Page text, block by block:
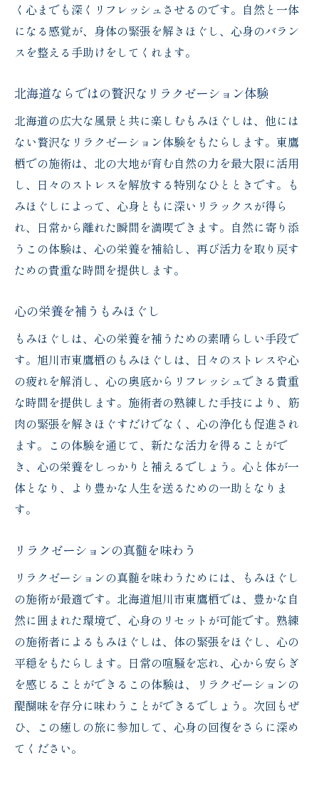
く心までも深くリフレッシュさせるのです。自然と一体
になる感覚が、身体の緊張を解きほぐし、心身のバラン
スを整える手助けをしてくれます。
北海道ならではの贅沢なリラクゼーション体験
北海道の広大な風景と共に楽しむもみほぐしは、他には
ない贅沢なリラクゼーション体験をもたらします。東鷹
栖での施術は、北の大地が育む自然の力を最大限に活用
し、日々のストレスを解放する特別なひとときです。も
みほぐしによって、心身ともに深いリラックスが得ら
れ、日常から離れた瞬間を満喫できます。自然に寄り添
うこの体験は、心の栄養を補給し、再び活力を取り戻す
ための貴重な時間を提供します。
心の栄養を補うもみほぐし
もみほぐしは、心の栄養を補うための素晴らしい手段で
す。旭川市東鷹栖のもみほぐしは、日々のストレスや心
の疲れを解消し、心の奥底からリフレッシュできる貴重
な時間を提供します。施術者の熟練した手技により、筋
肉の緊張を解きほぐすだけでなく、心の浄化も促進され
ます。この体験を通じて、新たな活力を得ることがで
き、心の栄養をしっかりと補えるでしょう。心と体が一
体となり、より豊かな人生を送るための一助となりま
す。
リラクゼーションの真髄を味わう
リラクゼーションの真髄を味わうためには、もみほぐし
の施術が最適です。北海道旭川市東鷹栖では、豊かな自
然に囲まれた環境で、心身のリセットが可能です。熟練
の施術者によるもみほぐしは、体の緊張をほぐし、心の
平穏をもたらします。日常の喧騒を忘れ、心から安らぎ
を感じることができるこの体験は、リラクゼーションの
醍醐味を存分に味わうことができるでしょう。次回もぜ
ひ、この癒しの旅に参加して、心身の回復をさらに深め
てください。